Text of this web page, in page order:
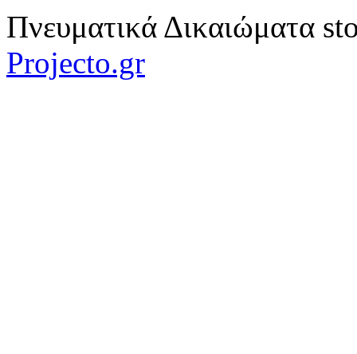
Πνευματικά Δικαιώματα
Projecto.gr